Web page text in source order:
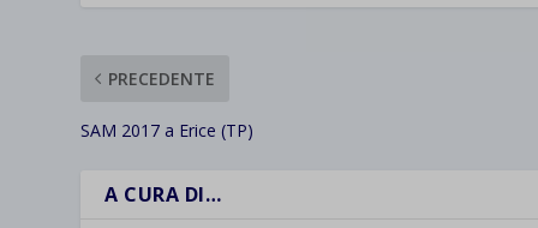
PRECEDENTE
SAM 2017 a Erice (TP)
A CURA DI…